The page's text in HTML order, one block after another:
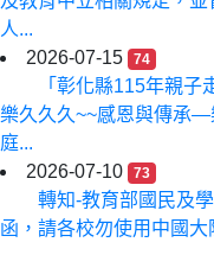
人...
2026-07-15
74
「彰化縣115年親子
樂久久久~~感恩與傳承—
庭...
2026-07-10
73
轉知-教育部國民及
函，請各校勿使用中國大